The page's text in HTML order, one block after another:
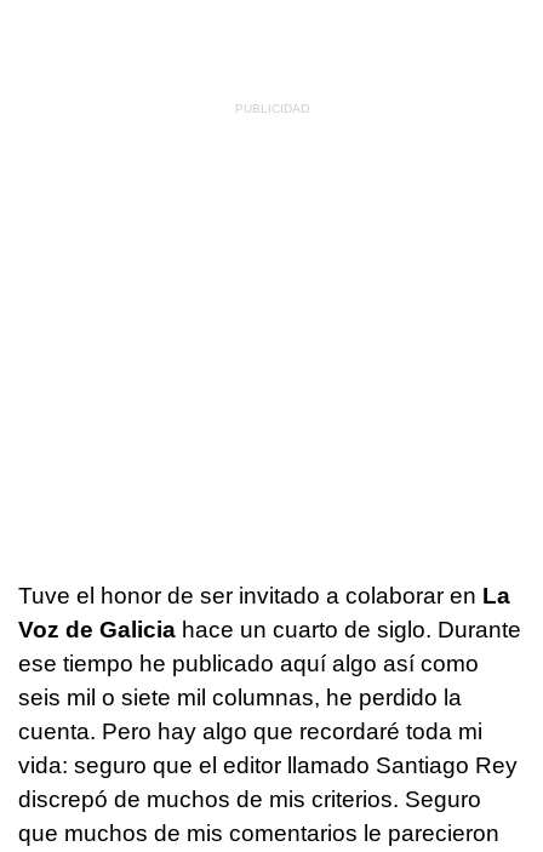
Tuve el honor de ser invitado a colaborar en La
Voz de Galicia hace un cuarto de siglo. Durante
ese tiempo he publicado aquí algo así como
seis mil o siete mil columnas, he perdido la
cuenta. Pero hay algo que recordaré toda mi
vida: seguro que el editor llamado Santiago Rey
discrepó de muchos de mis criterios. Seguro
que muchos de mis comentarios le parecieron